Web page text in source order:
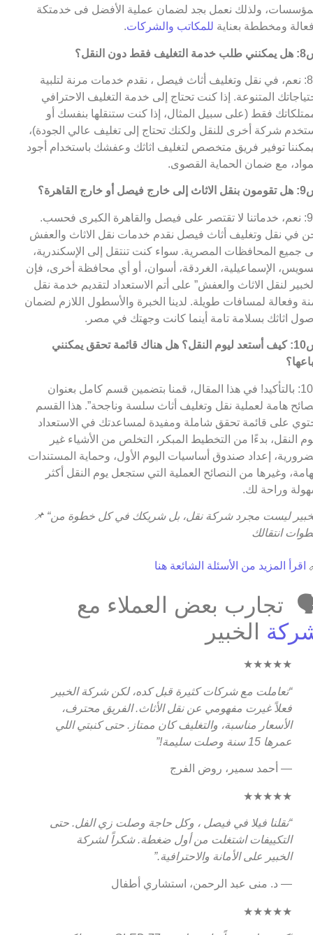
ولذلك نعمل بجد لضمان عملية الأفضل فى خدمتكة
ومخططة بعناية للمكاتب والشركات.
فقط دون النقل؟
ج8: نعم، في نقل وتغليف أثاث فيصل ، نقدم خدمات مرنة لتلبية
المتنوعة. إذا كنت تحتاج إلى خدمة التغليف الاحترافي
فقط (على سبيل المثال، إذا كنت ستنقلها بنفسك أو
شركة أخرى للنقل ولكنك تحتاج إلى تغليف عالي الجودة)،
توفير فريق متخصص لتغليف اثاثك وعفشك باستخدام أجود
مع ضمان الحماية القصوى.
أو خارج القاهرة؟
ج9: نعم، خدماتنا لا تقتصر على فيصل والقاهرة الكبرى فحسب.
في نقل وتغليف أثاث فيصل نقدم خدمات نقل الاثاث والعفش
جميع المحافظات المصرية. سواء كنت تنتقل إلى الإسكندرية،
الإسماعيلية، الغردقة، أسوان، أو أي محافظة أخرى، فإن
لنقل الاثاث والعفش” على أتم الاستعداد لتقديم خدمة نقل
وفعالة لمسافات طويلة. لدينا الخبرة والأسطول اللازم لضمان
اثاثك بسلامة تامة أينما كانت وجهتك في مصر.
س10: كيف أستعد ليوم النقل؟ هل هناك قائمة تحقق يمكنني
ج10: بالتأكيد! في هذا المقال، قمنا بتضمين قسم كامل بعنوان
هامة لعملية نقل وتغليف أثاث سلسة وناجحة”. هذا القسم
على قائمة تحقق شاملة ومفيدة لمساعدتك في الاستعداد
النقل، بدءًا من التخطيط المبكر، التخلص من الأشياء غير
إعداد صندوق أساسيات اليوم الأول، وحماية المستندات
وغيرها من النصائح العملية التي ستجعل يوم النقل أكثر
وراحة لك.
📌 “الخبير ليست مجرد شركة نقل، بل شريكك في كل خطوة من
انتقالك
اقرأ المزيد من الأسئلة الشائعة هنا
تجارب بعض العملاء مع
الخبير
★★★★★
“تعاملت مع شركات كثيرة قبل كده، لكن شركة الخبير
فعلاً غيرت مفهومي عن نقل الأثاث. الفريق محترف،
الأسعار مناسبة، والتغليف كان ممتاز. حتى كنبتي اللي
عمرها 15 سنة وصلت سليمة!”
— أحمد سمير، روض الفرج
★★★★★
“نقلنا فيلا في فيصل ، وكل حاجة وصلت زي الفل. حتى
التكييفات اشتغلت من أول ضغطة. شكراً لشركة
الخبير على الأمانة والاحترافية.”
— د. منى عبد الرحمن، استشاري أطفال
★★★★★